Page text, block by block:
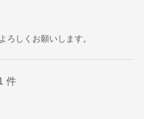
ろしくお願いします。
件